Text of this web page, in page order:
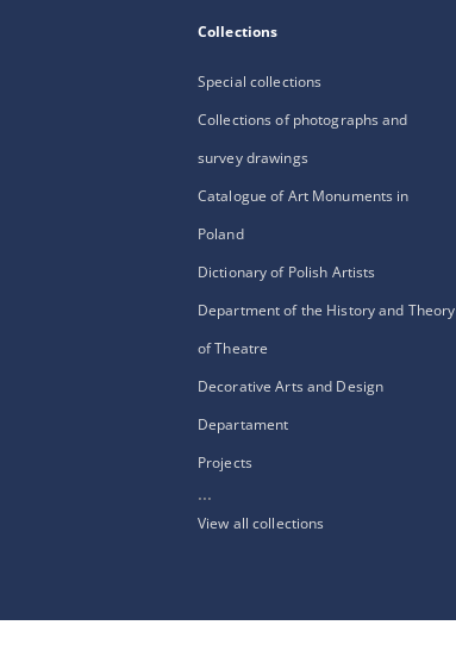
Collections
Special collections
Collections of photographs and
survey drawings
Catalogue of Art Monuments in
Poland
Dictionary of Polish Artists
Department of the History and Theory
of Theatre
Decorative Arts and Design
Departament
Projects
...
View all collections